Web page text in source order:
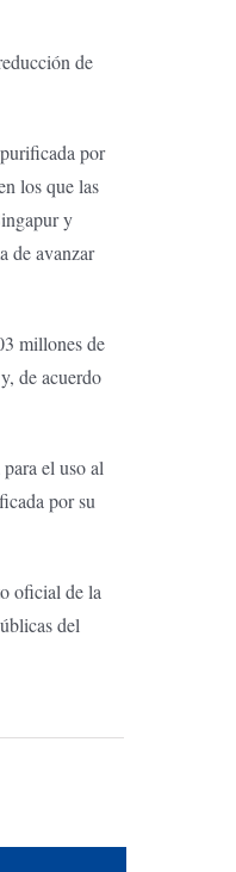
de
por
los que las
y
de avanzar
millones de
de acuerdo
el uso al
por su
oficial de la
del